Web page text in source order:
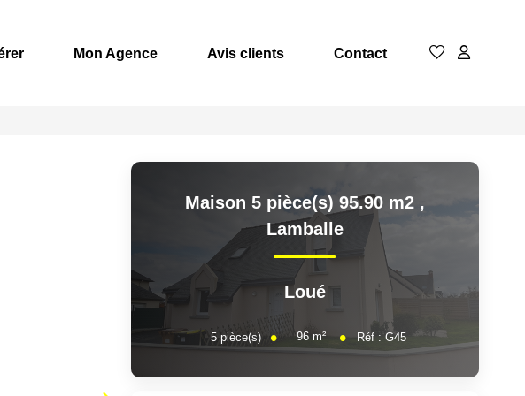
Mon Agence Avis clients Contact
Maison 5 pièce(s) 95.90 m2 ,
Lamballe
Loué
5 pièce(s) 96 m² Réf : G45